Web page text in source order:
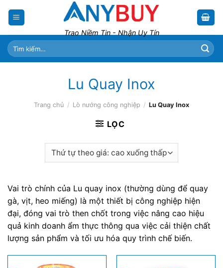
Trao Niềm Tin - Nhận Uy Tín
Tìm
kiếm:
Lu Quay Inox
Trang chủ / Lò nướng công nghiệp / Lu Quay Inox
LỌC
Vai trò chính của Lu quay inox (thường dùng để quay
gà, vịt, heo miếng) là một thiết bị công nghiệp hiện
đại, đóng vai trò then chốt trong việc nâng cao hiệu
quả kinh doanh ẩm thực thông qua việc cải thiện chất
lượng sản phẩm và tối ưu hóa quy trình chế biến.